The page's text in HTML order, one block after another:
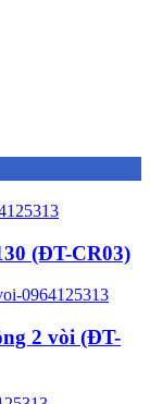
(ĐT-CR03)
2 vòi (ĐT-